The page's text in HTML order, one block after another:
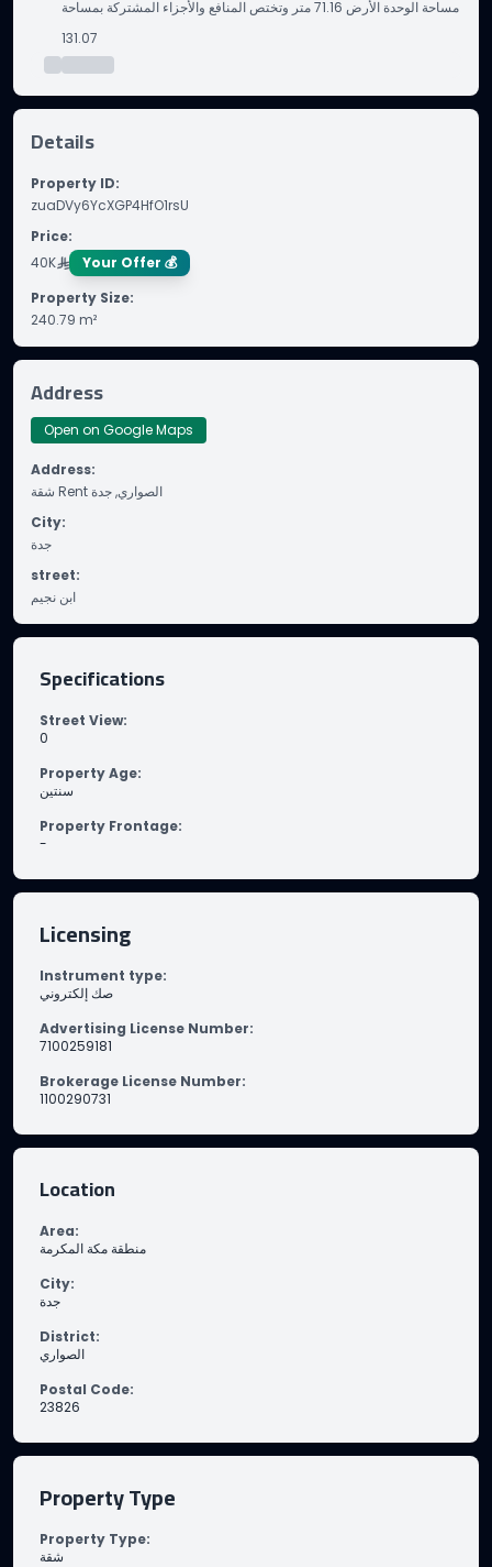
مساحة الوحدة الأرض 71.16 متر وتختص المنافع والأجزاء المشتركة بمساحة
131.07
Details
Property ID:
zuaDVy6YcXGP4HfO1rsU
Price:
40K
Your Offer 💰
Property Size:
240.79 m²
Address
Open on Google Maps
Address:
شقة Rent الصواري, جدة
City:
جدة
street:
ابن نجيم
Specifications
Street View:
0
Property Age:
سنتين
Property Frontage:
-
Licensing
Instrument type:
صك إلكتروني
Advertising License Number:
7100259181
Brokerage License Number:
1100290731
Location
Area:
منطقة مكة المكرمة
City:
جدة
District:
الصواري
Postal Code:
23826
Property Type
Property Type:
شقة